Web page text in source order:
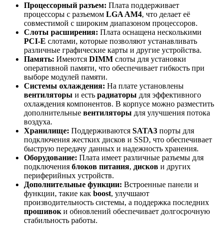
Процессорный разъем: Плата поддерживает
процессоры с разъемом LGA AM4, что делает её
совместимой с широким диапазоном процессоров.
Слоты расширения: Плата оснащена несколькими
PCI-E слотами, которые позволяют устанавливать
различные графические карты и другие устройства.
Память: Имеются DIMM слоты для установки
оперативной памяти, что обеспечивает гибкость при
выборе модулей памяти.
Системы охлаждения: На плате установлены
вентиляторы и есть радиаторы для эффективного
охлаждения компонентов. В корпусе можно разместить
дополнительные вентиляторы для улучшения потока
воздуха.
Хранилище: Поддерживаются SATA3 порты для
подключения жестких дисков и SSD, что обеспечивает
быструю передачу данных и надежность хранения.
Оборудование: Плата имеет различные разъемы для
подключения блоков питания, дисков и других
периферийных устройств.
Дополнительные функции: Встроенные панели и
функции, такие как boost, улучшают
производительность системы, а поддержка последних
прошивок и обновлений обеспечивает долгосрочную
стабильность работы.